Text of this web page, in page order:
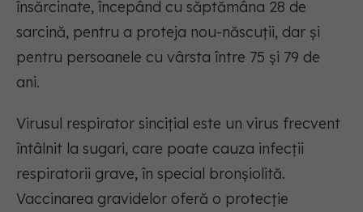
însărcinate, începând cu săptămâna 28 de
sarcină, pentru a proteja nou-născuții, dar și
pentru persoanele cu vârsta între 75 și 79 de
ani.
Virusul respirator sincițial este un virus frecvent
întâlnit la sugari, care poate cauza infecții
respiratorii grave, în special bronșiolită.
Vaccinarea gravidelor oferă o protecție